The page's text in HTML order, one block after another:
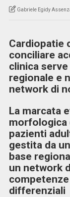
Gabriele Egidy
Cardiopatie
conciliare
clinica
regionale e
network di
La marcata
morfologica
pazienti
gestita da
base
un network
differenziali